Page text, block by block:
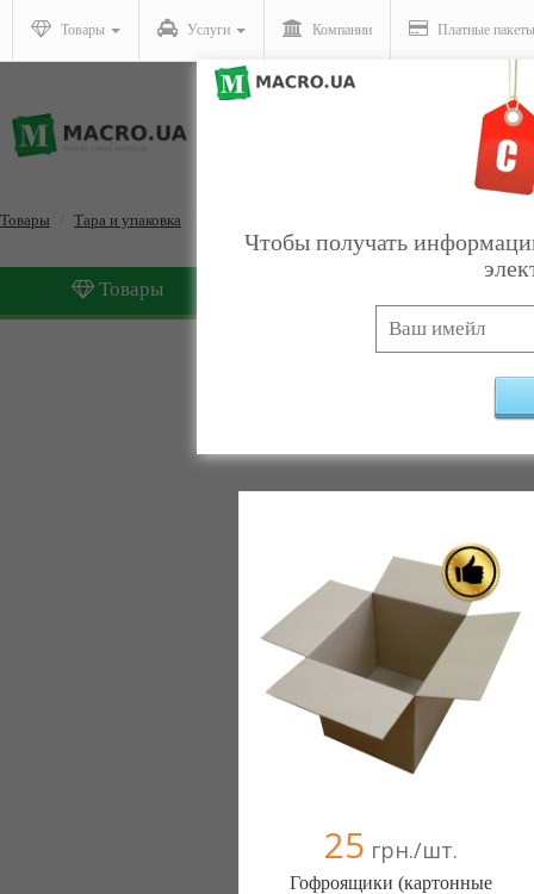
Товары Услуги Компании Платные пакеты
Товары Тара и упаковка
Товары
Промышленная
25 грн./шт.
Гофроящики (картонные
Чтобы получать